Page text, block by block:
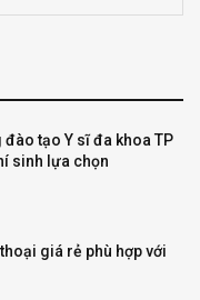
tạo Y sĩ đa khoa TP
sinh lựa chọn
giá rẻ phù hợp với